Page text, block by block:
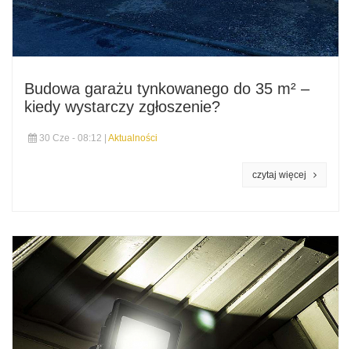
Budowa garażu tynkowanego do 35 m² –
kiedy wystarczy zgłoszenie?
30 Cze - 08:12 | Aktualności